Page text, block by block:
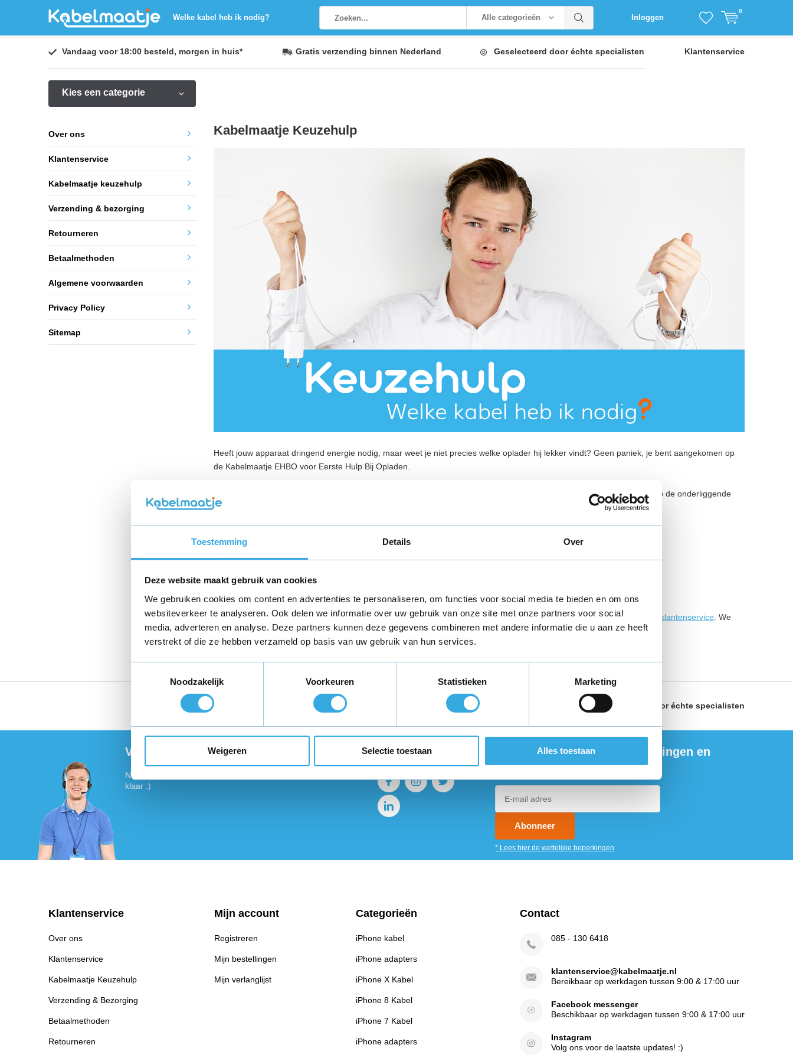
Toestemming Details Over
Deze website maakt gebruik van cookies
We gebruiken cookies om content en advertenties te personaliseren, om functies voor social media te bieden en om ons
websiteverkeer te analyseren. Ook delen we informatie over uw gebruik van onze site met onze partners voor social
media, adverteren en analyse. Deze partners kunnen deze gegevens combineren met andere informatie die u aan ze heeft
verstrekt of die ze hebben verzameld op basis van uw gebruik van hun services.
Noodzakelijk
Voorkeuren Statistieken Marketing
Weigeren Selectie toestaan Alles toestaan
Welke kabel heb ik nodig? Alle categorieën Inloggen
0
Vandaag voor 18:00 besteld, morgen in huis* Gratis verzending binnen Nederland Geselecteerd dooréchte specialisten Klantenservice
Kies een categorie
Kabelmaatje Keuzehulp
Heeft jouw apparaat dringend energie nodig, maar weet je niet precies welke oplader hij lekker vindt? Geen paniek, je bent aangekomen op
de Kabelmaatje EHBO voor Eerste Hulp Bij Opladen.
Samsung of Motorola
, op de onderliggende
pagina leggen we je uit welke kabel bij welk apparaat hoort, zodat jij zeker weten het juiste product bestelt!
MacBook oplader
Samsung smartphone & tablet oplader
Huawei smartphone oplader
Heb je na het lezen van de Keuzehulp toch nog twijfels of wil je graag meer informatie? Neem dan contact op met onze klantenservice . We
denken en kijken graag met je mee!
Over ons
Klantenservice
Kabelmaatje keuzehulp
Verzending & bezorging
Retourneren
Betaalmethoden
Algemene voorwaarden
Privacy Policy
Sitemap
Vandaag voor 18:00 besteld, morgen in huis* Gratis verzending binnen Nederland Geselecteerd dooréchte specialisten
Vragen of meer informatie?
Neem contact met ons op! Onze klantenservice staat voor je
klaar :)
Volg ons
Ontvang de nieuwste aanbiedingen en
promoties
Abonneer
* Lees hier de wettelijke beperkingen
Klantenservice
Over ons
Klantenservice
Kabelmaatje Keuzehulp
Verzending & Bezorging
Betaalmethoden
Retourneren
Mijn account
Registreren
Mijn bestellingen
Mijn verlanglijst
Categorieën
iPhone kabel
iPhone adapters
iPhone X Kabel
iPhone 8 Kabel
iPhone 7 Kabel
iPhone adapters
Contact
085 - 130 6418
klantenservice@kabelmaatje.nl
Bereikbaar op werkdagen tussen 9:00 & 17:00 uur
Facebook messenger
Beschikbaar op werkdagen tussen 9:00 & 17:00 uur
Instagram
Volg ons voor de laatste updates! :)